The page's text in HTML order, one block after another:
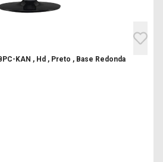
KAN , Hd , Preto , Base Redonda